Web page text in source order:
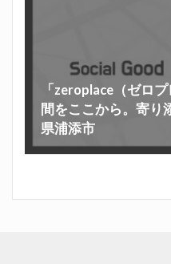
「zeroplace（ゼロ
間をここから。寄り
県浦添市